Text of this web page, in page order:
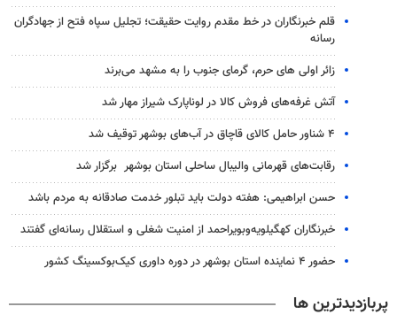
قلم خبرنگاران در خط مقدم روایت حقیقت؛ تجلیل سپاه فتح از جهادگران
رسانه
زائر اولی های حرم، گرمای جنوب را به مشهد می‌برند
آتش غرفه‌های فروش کالا در لوناپارک شیراز مهار شد
۴ شناور حامل کالای قاچاق در آب‌های بوشهر توقیف شد
رقابت‌های قهرمانی والیبال ساحلی استان بوشهر برگزار شد
حسن ابراهیمی: هفته دولت باید تبلور خدمت صادقانه به مردم باشد
خبرنگاران کهگیلویه‌وبویراحمد از امنیت شغلی و استقلال رسانه‌ای گفتند
حضور ۴ نماینده استان بوشهر در دوره داوری کیک‌بوکسینگ کشور
پربازدیدترین ها